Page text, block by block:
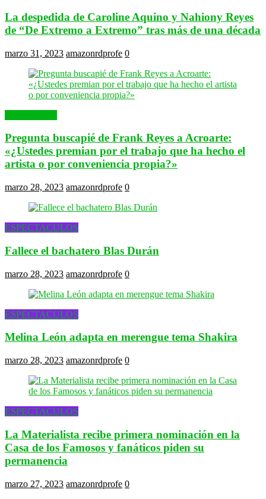
La despedida de Caroline Aquino y Nahiony Reyes
de “De Extremo a Extremo” tras más de una década
marzo 31, 2023 amazonrdprofe 0
Pregunta buscapié de Frank Reyes a Acroarte:
«¿Ustedes premian por el trabajo que ha hecho el
artista o por conveniencia propia?»
marzo 28, 2023 amazonrdprofe 0
ESPECTACULOS
Fallece el bachatero Blas Durán
marzo 28, 2023 amazonrdprofe 0
ESPECTACULOS
Melina León adapta en merengue tema Shakira
marzo 28, 2023 amazonrdprofe 0
ESPECTACULOS
La Materialista recibe primera nominación en la
Casa de los Famosos y fanáticos piden su
permanencia
marzo 27, 2023 amazonrdprofe 0